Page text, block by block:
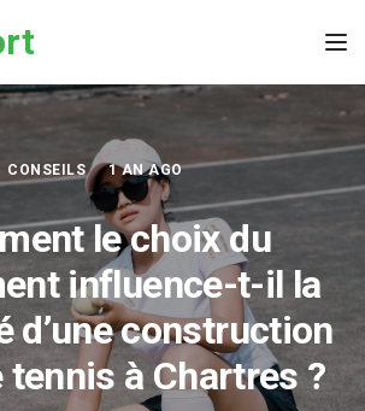
CONSEILS 1 AN AGO
le choix du
influence-t-il la
d’une construction
à Chartres ?